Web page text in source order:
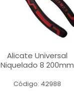
Alicate Universal
Niquelado 8 200mm
Código: 42988